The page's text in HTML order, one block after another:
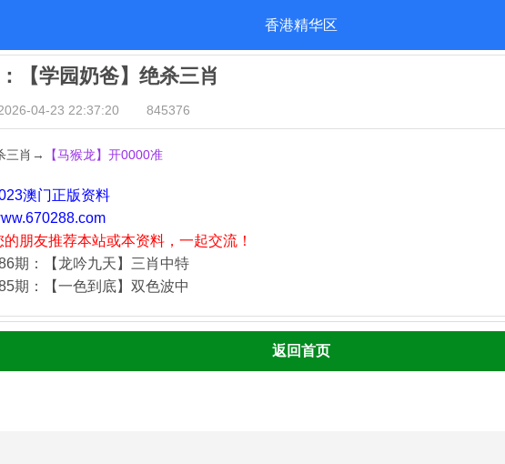
香港精华区
【学园奶爸】绝杀三肖
04-23 22:37:20 845376
三肖→ 【马猴龙】开0000准
澳门正版资料
朋友推荐本站或本资料，一起交流！
期：【龙吟九天】三肖中特
期：【一色到底】双色波中
返回首页